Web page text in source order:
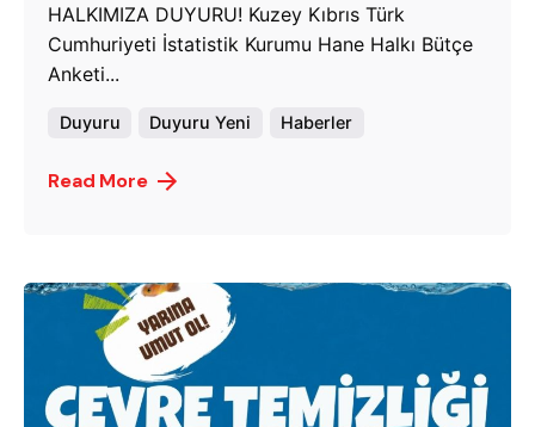
HALKIMIZA DUYURU! Kuzey Kıbrıs Türk
Cumhuriyeti İstatistik Kurumu Hane Halkı Bütçe
Anketi...
Duyuru Duyuru Yeni Haberler
Read More